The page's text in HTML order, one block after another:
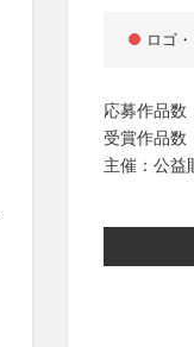
ロゴ
応募作品数
受賞作品数
主催：公益